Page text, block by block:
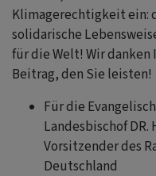
Klimagerechtigkeit ein:
solidarische
für die Welt! Wir danken
Beitrag, den Sie leisten!
Für die
Landesbischof DR.
Vorsitzender des
Deutschland